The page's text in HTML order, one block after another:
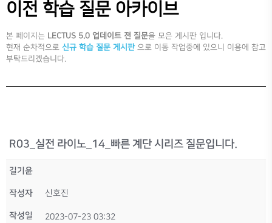
이전 학습 질문 아카이브
본 페이지는 LECTUS 5.0 업데이트 전 질문을 모은 게시판 입니다.
현재 순차적으로 신규 학습 질문 게시판 으로 이동 작업중에 있으니 이용에 참고
부탁드리겠습니다.
R03_실전 라이노_14_빠른 계단 시리즈 질문입니다.
길기윤
작성자 신호진
작성일 2023-07-23 03:32